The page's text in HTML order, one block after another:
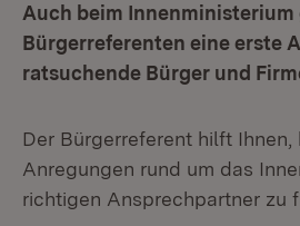
Auch beim Innenministerium
Bürgerreferenten eine erste
ratsuchende Bürger und
Der Bürgerreferent hilft Ihnen,
Anregungen rund um das
richtigen Ansprechpartner zu